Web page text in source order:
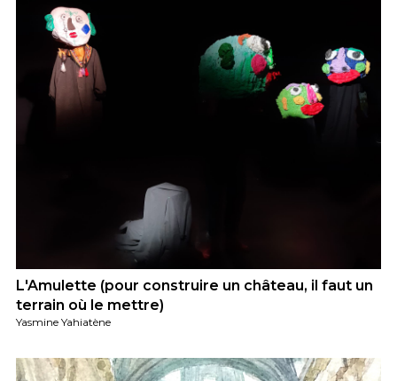
L'Amulette (pour construire un château, il faut un
terrain où le mettre)
Yasmine Yahiatène